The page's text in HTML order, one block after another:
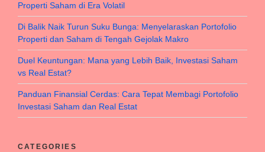
Properti Saham di Era Volatil
Di Balik Naik Turun Suku Bunga: Menyelaraskan Portofolio
Properti dan Saham di Tengah Gejolak Makro
Duel Keuntungan: Mana yang Lebih Baik, Investasi Saham
vs Real Estat?
Panduan Finansial Cerdas: Cara Tepat Membagi Portofolio
Investasi Saham dan Real Estat
CATEGORIES